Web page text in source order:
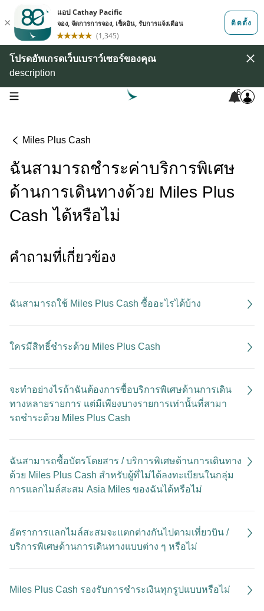
โปรดอัพเกรดเว็บเบราว์เซอร์ของคุณ
description
open navigation menu 6
Miles Plus Cash
ฉันสามารถชําระค่าบริการพิเศษ
ด้านการเดินทางด้วย Miles Plus
Cash ได้หรือไม่
คําถามที่เกี่ยวข้อง
ฉันสามารถใช้ Miles Plus Cash ซื้ออะไรได้บ้าง
ใครมีสิทธิ์ชำระด้วย Miles Plus Cash
จะทำอย่างไรถ้าฉันต้องการซื้อบริการพิเศษด้านการเดิน
ทางหลายรายการ แต่มีเพียงบางรายการเท่านั้นที่สามา
รถชําระด้วย Miles Plus Cash
ฉันสามารถซื้อบัตรโดยสาร / บริการพิเศษด้านการเดินทาง
ด้วย Miles Plus Cash สำหรับผู้ที่ไม่ได้ลงทะเบียนในกลุ่ม
การแลกไมล์สะสม Asia Miles ของฉันได้หรือไม่
อัตราการแลกไมล์สะสมจะแตกต่างกันไปตามเที่ยวบิน /
บริการพิเศษด้านการเดินทางแบบต่าง ๆ หรือไม่
Miles Plus Cash รองรับการชำระเงินทุกรูปแบบหรือไม่